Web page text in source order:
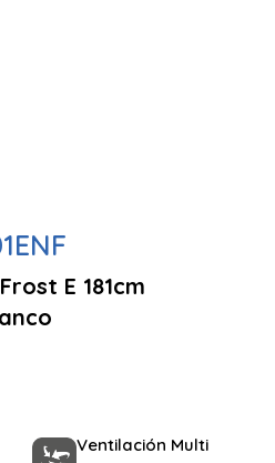
E 181cm
Ventilación Multi